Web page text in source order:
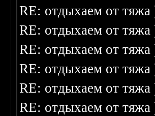
RE: отдыхаем от тяжа
RE: отдыхаем от тяжа
RE: отдыхаем от тяжа
RE: отдыхаем от тяжа
RE: отдыхаем от тяжа
RE: отдыхаем от тяжа